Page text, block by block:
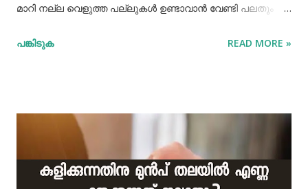
മാറി നല്ല വെളുത്ത പല്ലുകൾ ഉണ്ടാവാൻ വേണ്ടി പലതും
പല്ലിന്‍റെ മഞ്ഞനിറം മാറ്റാന്‍ പല മാര്‍ഗ്ഗങ്ങളും
പരിചയപ്പെടാം. പഴങ്ങളും പച്ചക്കറികളും വിറ്റാമിന്‍ സി
അടങ്ങിയ പഴങ്ങളും പച്ചക്കറികളും നാരങ്ങ വര്‍ഗ്ഗത്തില്‍ പെട്ട
പഴങ്ങളില്‍ വിറ്റാമിന്‍ സി ധാരാളമായി അടങ്ങിയിട്ടുണ്ട്. ഇവ
പല്ലിന്‍റെ മഞ്ഞനിറം അകറ്റാന്‍ ഫലപ്രദമാണ്. കൂടാതെ
പങ്കിടുക READ MORE »